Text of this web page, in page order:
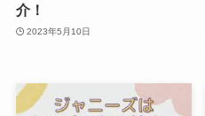
介！
2023年5月10日